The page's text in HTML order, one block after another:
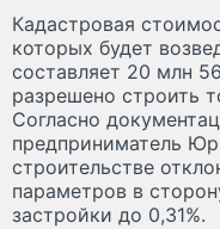
Кадастровая
которых будет
составляет 20 млн
разрешено строить
Согласно
предприниматель
строительстве
параметров в
застройки до 0,31%.